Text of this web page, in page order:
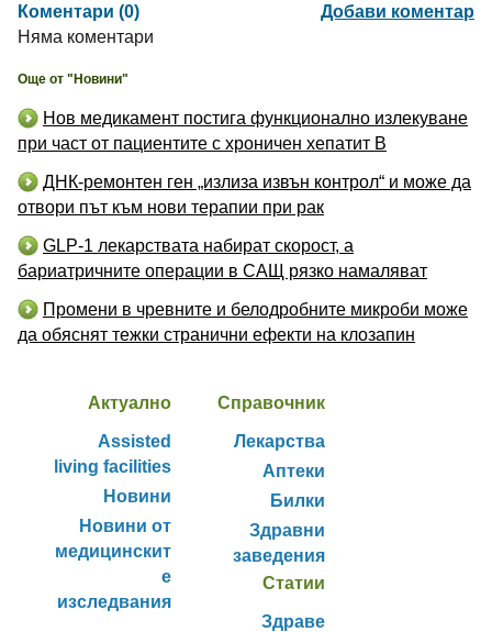
Коментари (0)
Добави коментар
Няма коментари
Още от "Новини"
Нов медикамент постига функционално излекуване
при част от пациентите с хроничен хепатит B
ДНК-ремонтен ген „излиза извън контрол“ и може да
отвори път към нови терапии при рак
GLP-1 лекарствата набират скорост, а
бариатричните операции в САЩ рязко намаляват
Промени в чревните и белодробните микроби може
да обяснят тежки странични ефекти на клозапин
Актуално
Assisted
living facilities
Новини
Новини от
медицинскит
е
изследвания
Справочник
Лекарства
Аптеки
Билки
Здравни
заведения
Статии
Здраве